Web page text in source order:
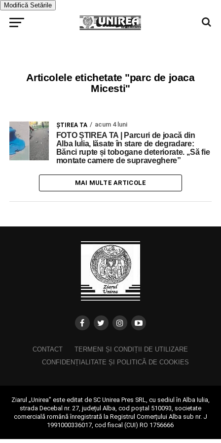
Modifică Setările
Articolele etichetate "parc de joaca
Micesti"
ŞTIREA TA acum 4 luni
FOTO ȘTIREA TA | Parcuri de joacă din
Alba Iulia, lăsate în stare de degradare:
Bănci rupte și tobogane deteriorate. ,,Să fie
montate camere de supraveghere”
MAI MULTE ARTICOLE
CONTACT
TERMENI ȘI CONDIȚII DE UTILIZARE
CONFIDENȚIALITATE ȘI POLITICĂ DE COOKIES
Ziarul „Unirea” este editat de SC Unirea Pres SRL, cu sediul în Alba Iulia,
strada Decebal nr. 27, județul Alba, cod poștal 510093, societate
comercială română înregistrată la Registrul Comerțului Alba sub nr. J
1991000336017, cod fiscal (CUI) RO 1756666